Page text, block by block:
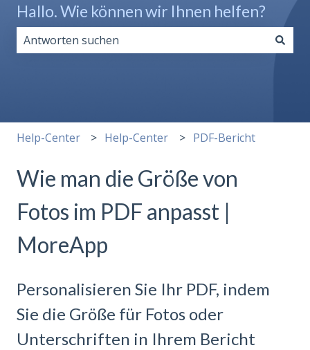
Hallo. Wie können wir Ihnen helfen?
Help-Center Help-Center PDF-Bericht
Wie man die Größe von
Fotos im PDF anpasst |
MoreApp
Personalisieren Sie Ihr PDF, indem
Sie die Größe für Fotos oder
Unterschriften in Ihrem Bericht